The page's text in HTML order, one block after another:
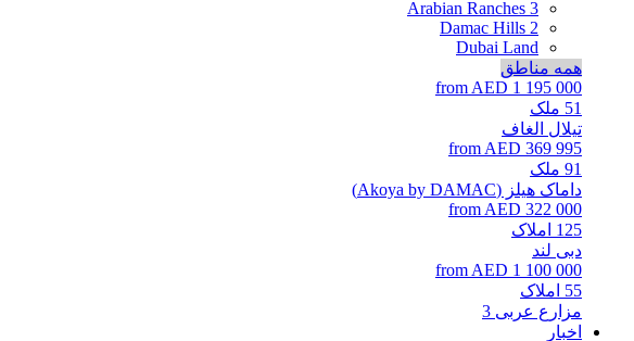
Arabian Ranches 3
Damac Hills 2
Dubai Land
همه مناطق
from AED 1 195 000
51 ملک
تیلال الغاف
from AED 369 995
91 ملک
داماک هیلز (Akoya by DAMAC)
from AED 322 000
125 املاک
دبی لند
from AED 1 100 000
55 املاک
مزارع عربی 3
اخبار